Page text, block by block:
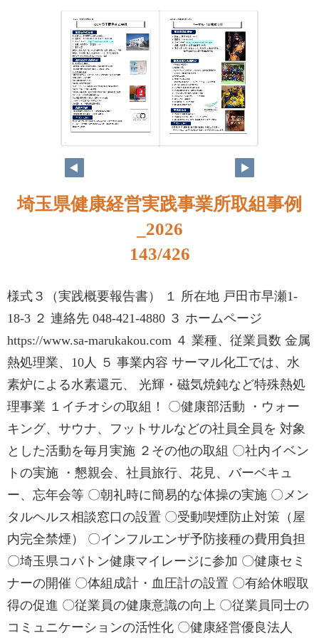
126
埼玉県健康経営実践事業所取組事例
_2026
143/426
様式３（実践概要報告書） １ 所在地 戸田市早瀬1-
18-3 ２ 連絡先 048-421-4880 ３ ホームページ
https://www.sa-marukakou.com ４ 業種、従業員数 金属
熱処理業、10人 ５ 事業内容 サーマル化工では、水
素炉による水素還元、 光輝・磁気焼鈍など特殊熱処
理事業 １イチオシの取組！ 〇健康部活動 ・ウォー
キング、サウナ、フットサルなどの社員全員を 対象
とした活動を毎月実施 ２その他の取組 〇社内イベン
トの実施 ・懇親会、社員旅行、花見、バーベキュ
ー、忘年会等 〇朝礼時に簡易的な体操の実施 〇メン
タルヘルス相談窓口の設置 〇受動喫煙防止対策（屋
内完全禁煙） 〇インフルエンザ予防接種の費用負担
〇埼玉県コバトン健康マイレージに参加 〇健康セミ
ナーの開催 〇体組成計・血圧計の設置 〇有給休暇取
得の促進 〇従業員の健康意識の向上 〇従業員同士の
コミュニケーションの活性化 〇健康経営優良法人